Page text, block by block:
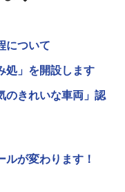
について
処」を開設します
のきれいな車両」認
が変わります！